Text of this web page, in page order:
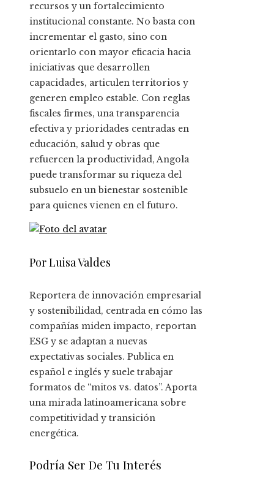
recursos y un fortalecimiento
institucional constante. No basta con
incrementar el gasto, sino con
orientarlo con mayor eficacia hacia
iniciativas que desarrollen
capacidades, articulen territorios y
generen empleo estable. Con reglas
fiscales firmes, una transparencia
efectiva y prioridades centradas en
educación, salud y obras que
refuercen la productividad, Angola
puede transformar su riqueza del
subsuelo en un bienestar sostenible
para quienes vienen en el futuro.
Por Luisa Valdes
Reportera de innovación empresarial
y sostenibilidad, centrada en cómo las
compañías miden impacto, reportan
ESG y se adaptan a nuevas
expectativas sociales. Publica en
español e inglés y suele trabajar
formatos de “mitos vs. datos”. Aporta
una mirada latinoamericana sobre
competitividad y transición
energética.
Podría Ser De Tu Interés